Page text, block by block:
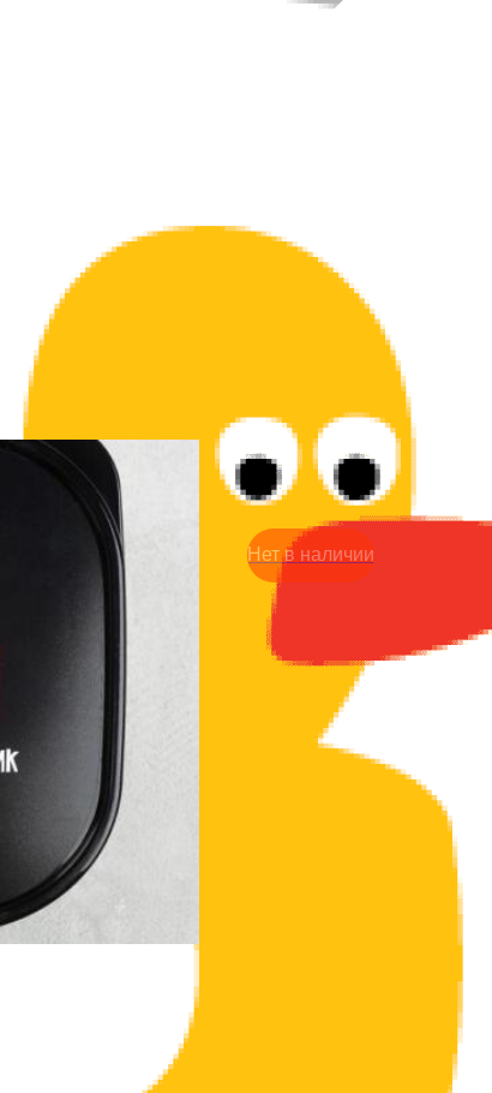
Ланч бокс 700 мл -
299 р.
Нет в наличии
Возьмите вкусный обед,
оценят стильный дизайн ланч-бокса.
Контейнер прост и удобен в обращении:
мыть в посудомоечной машине.
Ширина: 12,5 см